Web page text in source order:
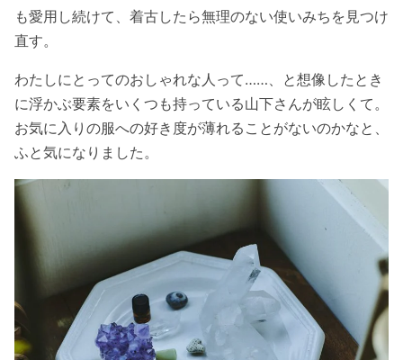
も愛用し続けて、着古したら無理のない使いみちを見つけ
直す。
わたしにとってのおしゃれな人って……、と想像したとき
に浮かぶ要素をいくつも持っている山下さんが眩しくて。
お気に入りの服への好き度が薄れることがないのかなと、
ふと気になりました。